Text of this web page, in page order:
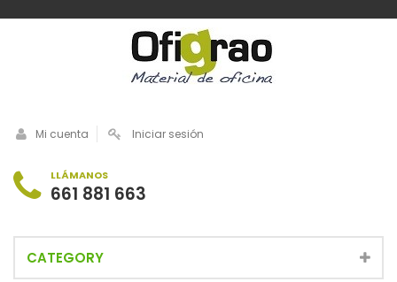
Mi cuenta Iniciar sesión
LLÁMANOS
661 881 663
CATEGORY